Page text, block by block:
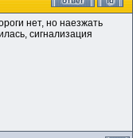
нет, но наезжать
сигнализация